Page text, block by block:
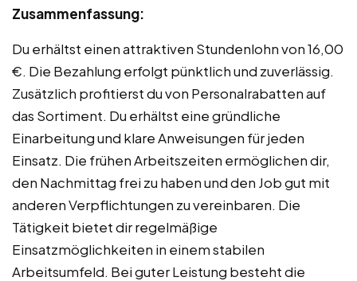
Zusammenfassung:
Du erhältst einen attraktiven Stundenlohn von 16,00
€. Die Bezahlung erfolgt pünktlich und zuverlässig.
Zusätzlich profitierst du von Personalrabatten auf
das Sortiment. Du erhältst eine gründliche
Einarbeitung und klare Anweisungen für jeden
Einsatz. Die frühen Arbeitszeiten ermöglichen dir,
den Nachmittag frei zu haben und den Job gut mit
anderen Verpflichtungen zu vereinbaren. Die
Tätigkeit bietet dir regelmäßige
Einsatzmöglichkeiten in einem stabilen
Arbeitsumfeld. Bei guter Leistung besteht die